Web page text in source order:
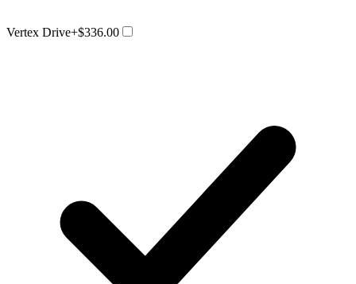
Vertex Drive+$336.00